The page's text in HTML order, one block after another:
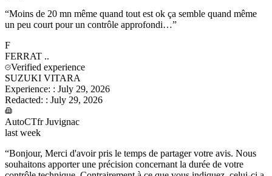
“Moins de 20 mn même quand tout est ok ça semble quand même
un peu court pour un contrôle approfondi…”
F
FERRAT ..
Verified experience
SUZUKI VITARA
Experience: : July 29, 2026
Redacted: : July 29, 2026
AutoCTfr Juvignac
last week
“Bonjour, Merci d'avoir pris le temps de partager votre avis. Nous
souhaitons apporter une précision concernant la durée de votre